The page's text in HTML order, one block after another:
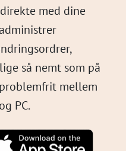
med dine
så nemt som på
mellem
PC.